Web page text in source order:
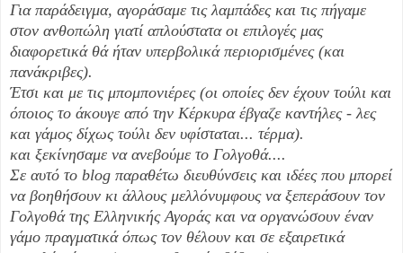
Για παράδειγμα, αγοράσαμε τις λαμπάδες και τις πήγαμε
στον ανθοπώλη γιατί απλούστατα οι επιλογές μας
διαφορετικά θά ήταν υπερβολικά περιορισμένες (και
πανάκριβες).
Έτσι και με τις μπομπονιέρες (οι οποίες δεν έχουν τούλι και
όποιος το άκουγε από την Κέρκυρα έβγαζε καντήλες - λες
και γάμος δίχως τούλι δεν υφίσταται... τέρμα).
και ξεκίνησαμε να ανεβούμε το Γολγοθά....
Σε αυτό το blog παραθέτω διευθύνσεις και ιδέες που μπορεί
να βοηθήσουν κι άλλους μελλόνυμφους να ξεπεράσουν τον
Γολγοθά της Ελληνικής Αγοράς και να οργανώσουν έναν
γάμο πραγματικά όπως τον θέλουν και σε εξαιρετικά